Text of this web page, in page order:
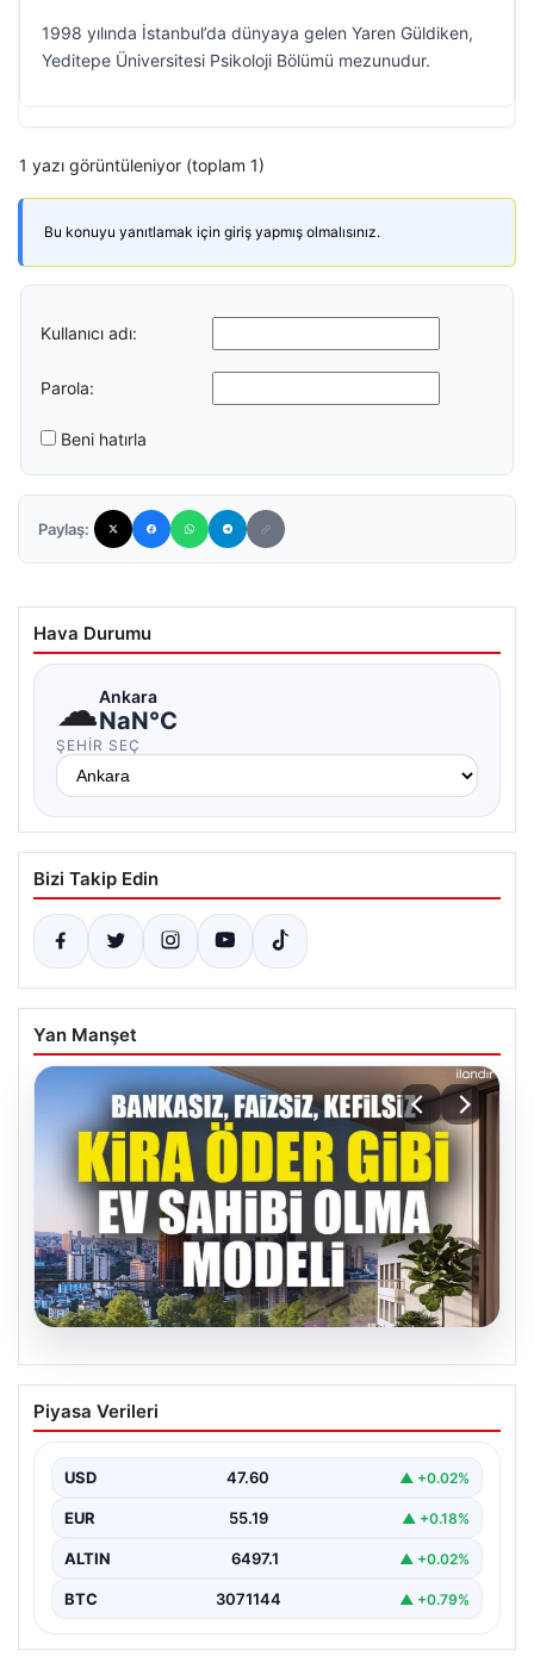
1998 yılında İstanbul’da dünyaya gelen Yaren Güldiken,
Yeditepe Üniversitesi Psikoloji Bölümü mezunudur.
1 yazı görüntüleniyor (toplam 1)
Bu konuyu yanıtlamak için giriş yapmış olmalısınız.
Kullanıcı adı:
Parola:
Beni hatırla
Paylaş:
Hava Durumu
☁Ankara
NaN°C
ŞEHIR SEÇ
Bizi Takip Edin
Yan Manşet
05.08.2026
DAP Yapı’dan Yenilikçi Bir Adım: Emlak
Konut Güvencesiyle Kendi Kendini
Hayata Geçiyor
Gayrimenkul sektöründe prestijli ve yenilikçi
projeleriyle tanınan DAP Gayrimenkul Geliştirme, dikkat
çekici bir adım…
Piyasa Verileri
USD 47.60 ▲ +0.02%
EUR 55.19 ▲ +0.18%
ALTIN 6497.1 ▲ +0.02%
BTC 3071144 ▲ +0.79%